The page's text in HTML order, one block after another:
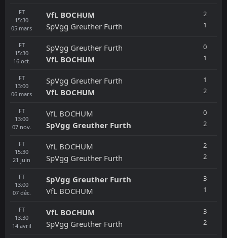
FT
15:30
05 mars
VfL BOCHUM
SpVgg Greuther Furth
2
1
FT
15:30
16 oct.
SpVgg Greuther Furth
VfL BOCHUM
0
1
FT
13:00
06 mars
SpVgg Greuther Furth
VfL BOCHUM
1
2
FT
13:00
07 nov.
VfL BOCHUM
SpVgg Greuther Furth
0
2
FT
15:30
21 juin
VfL BOCHUM
SpVgg Greuther Furth
2
2
FT
13:00
07 déc.
SpVgg Greuther Furth
VfL BOCHUM
3
1
FT
13:30
14 avril
VfL BOCHUM
SpVgg Greuther Furth
3
2